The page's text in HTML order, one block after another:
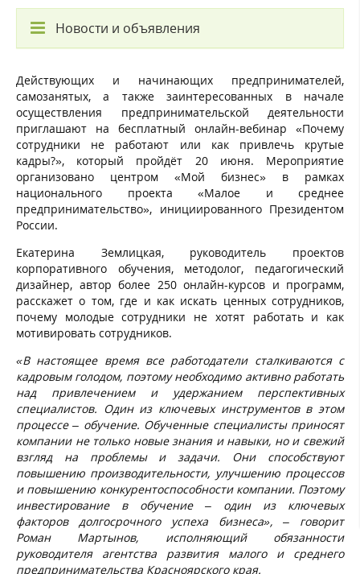
Новости и объявления
Действующих и начинающих предпринимателей,
самозанятых, а также заинтересованных в начале
осуществления предпринимательской деятельности
приглашают на бесплатный онлайн-вебинар «Почему
сотрудники не работают или как привлечь крутые
кадры?», который пройдёт 20 июня. Мероприятие
организовано центром «Мой бизнес» в рамках
национального проекта «Малое и среднее
предпринимательство», инициированного Президентом
России.
Екатерина Землицкая, руководитель проектов
корпоративного обучения, методолог, педагогический
дизайнер, автор более 250 онлайн-курсов и программ,
расскажет о том, где и как искать ценных сотрудников,
почему молодые сотрудники не хотят работать и как
мотивировать сотрудников.
«В настоящее время все работодатели сталкиваются с
кадровым голодом, поэтому необходимо активно работать
над привлечением и удержанием перспективных
специалистов. Один из ключевых инструментов в этом
процессе – обучение. Обученные специалисты приносят
компании не только новые знания и навыки, но и свежий
взгляд на проблемы и задачи. Они способствуют
повышению производительности, улучшению процессов
и повышению конкурентоспособности компании. Поэтому
инвестирование в обучение – один из ключевых
факторов долгосрочного успеха бизнеса»,
– говорит
Роман Мартынов, исполняющий обязанности
руководителя агентства развития малого и среднего
предпринимательства Красноярского края.